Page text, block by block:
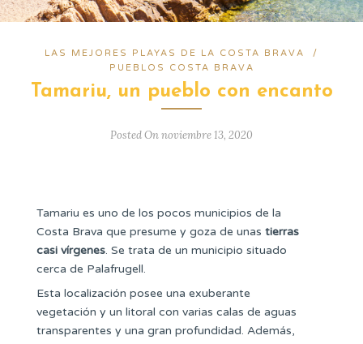
LAS MEJORES PLAYAS DE LA COSTA BRAVA
/
PUEBLOS COSTA BRAVA
Tamariu, un pueblo con encanto
Posted On noviembre 13, 2020
Tamariu es uno de los pocos municipios de la
Costa Brava que presume y goza de unas tierras
casi vírgenes. Se trata de un municipio situado
cerca de Palafrugell.
Esta localización posee una exuberante
vegetación y un litoral con varias calas de aguas
transparentes y una gran profundidad. Además,